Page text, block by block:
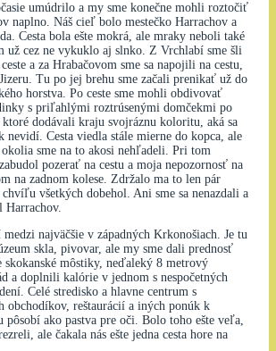
umúdrilo a my sme konečne mohli roztočiť
naplno. Náš cieľ bolo mestečko Harrachov a
Cesta bola ešte mokrá, ale mraky neboli také
už cez ne vykuklo aj slnko. Z Vrchlabí sme šli
a za Hrabačovom sme sa napojili na cestu,
Tu po jej brehu sme začali prenikať už do
horstva. Po ceste sme mohli obdivovať
s priľahlými roztrúsenými domčekmi po
dodávali kraju svojráznu koloritu, aká sa
nevidí. Cesta viedla stále mierne do kopca, ale
sme na to akosi nehľadeli. Pri tom
pozerať na cestu a moja nepozornosť na
na zadnom kolese. Zdržalo ma to len pár
všetkých dobehol. Ani sme sa nenazdali a
Harrachov.
najväčšie v západných Krkonošiach. Je tu
skla, pivovar, ale my sme dali prednosť
môstiky, neďaleký 8 metrový
a doplnili kalórie v jednom s nespočetných
Celé stredisko a hlavne centrum s
obchodíkov, reštaurácií a iných ponúk k
ako pastva pre oči. Bolo toho ešte veľa,
ale čakala nás ešte jedna cesta hore na